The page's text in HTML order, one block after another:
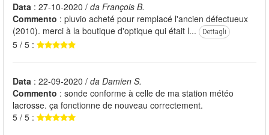
Data : 27-10-2020 / da François B.
Commento : pluvio acheté pour remplacé l'ancien défectueux
(2010). merci à la boutique d'optique qui était l...
Dettagli
5 / 5 :
Data : 22-09-2020 / da Damien S.
Commento : sonde conforme à celle de ma station météo
lacrosse. ça fonctionne de nouveau correctement.
5 / 5 :